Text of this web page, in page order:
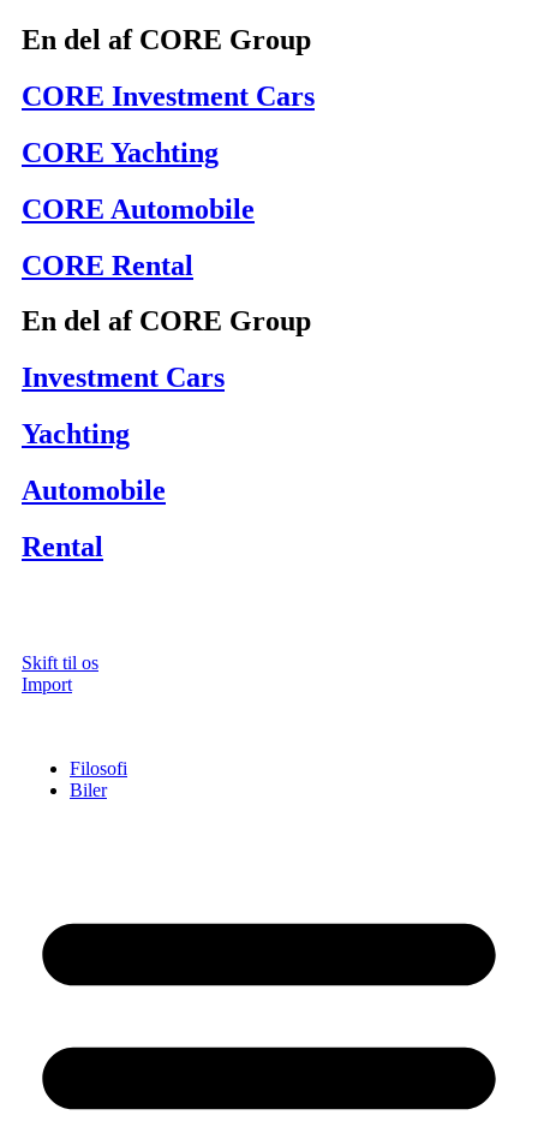
En del af CORE Group
CORE Investment Cars
CORE Yachting
CORE Automobile
CORE Rental
En del af CORE Group
Investment Cars
Yachting
Automobile
Rental
Skift til os
Import
Filosofi
Biler